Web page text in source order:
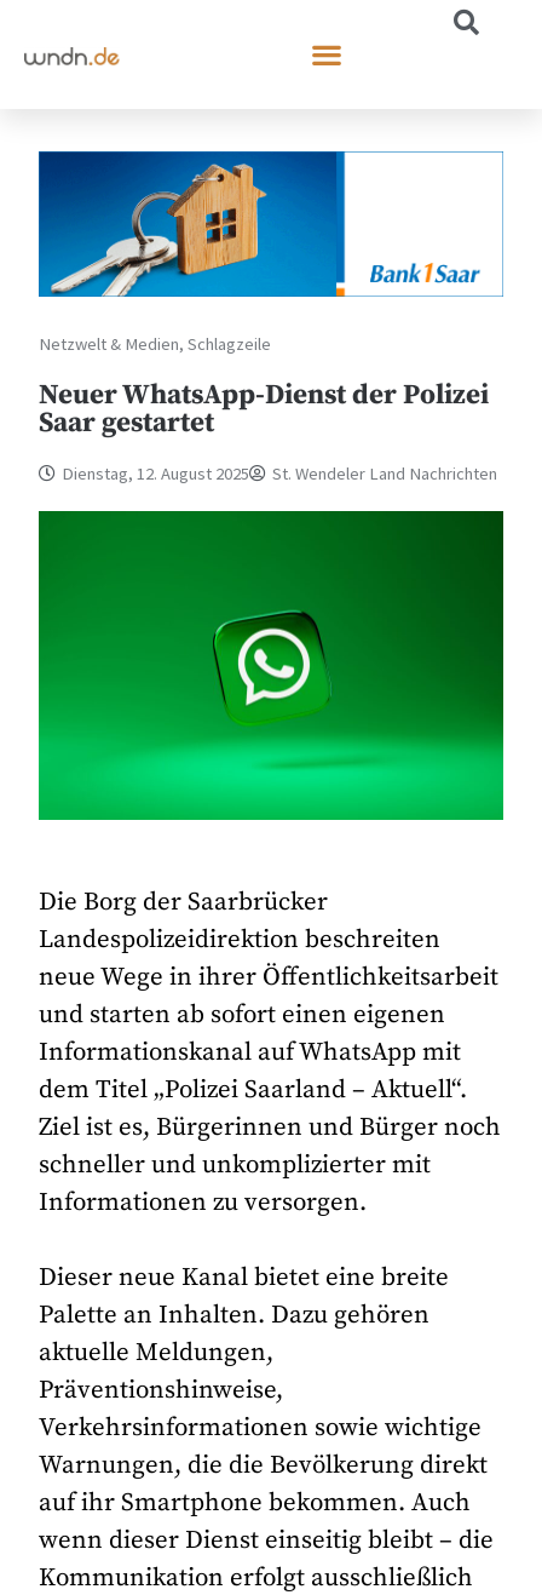
Netzwelt & Medien,Schlagzeile
Neuer WhatsApp-Dienst der Polizei
Saar gestartet
Dienstag, 12. August 2025 St. Wendeler Land Nachrichten
Die Borg der Saarbrücker
Landespolizeidirektion beschreiten
neue Wege in ihrer Öffentlichkeitsarbeit
und starten ab sofort einen eigenen
Informationskanal auf WhatsApp mit
dem Titel „Polizei Saarland – Aktuell“.
Ziel ist es, Bürgerinnen und Bürger noch
schneller und unkomplizierter mit
Informationen zu versorgen.
Dieser neue Kanal bietet eine breite
Palette an Inhalten. Dazu gehören
aktuelle Meldungen,
Präventionshinweise,
Verkehrsinformationen sowie wichtige
Warnungen, die die Bevölkerung direkt
auf ihr Smartphone bekommen. Auch
wenn dieser Dienst einseitig bleibt – die
Kommunikation erfolgt ausschließlich